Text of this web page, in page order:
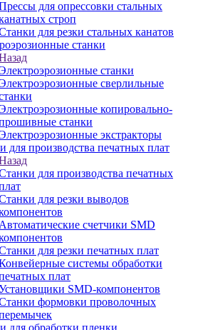
для опрессовки стальных
строп
для резки стальных канатов
станки
станки
сверлильные
копировально-
станки
экстракторы
для производства печатных плат
для производства печатных
для резки выводов
Автоматические счетчики SMD
для резки печатных плат
системы обработки
плат
SMD-компонентов
формовки проволочных
для обработки пленки